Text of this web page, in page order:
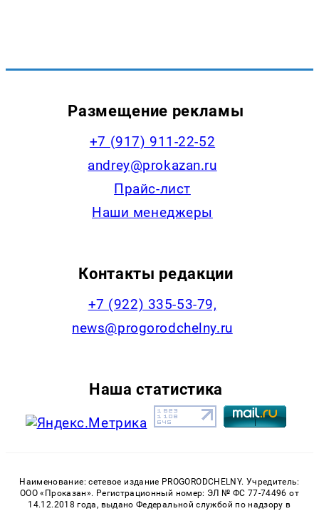
Размещение рекламы
+7 (917) 911-22-52
andrey@prokazan.ru
Прайс-лист
Наши менеджеры
Контакты редакции
+7 (922) 335-53-79,
news@progorodchelny.ru
Наша статистика
Наименование: сетевое издание PROGORODCHELNY. Учредитель:
ООО «Проказан». Регистрационный номер: ЭЛ № ФС 77-74496 от
14.12.2018 года, выдано Федеральной службой по надзору в